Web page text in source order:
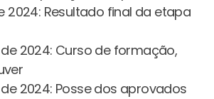
2024: Resultado final da etapa
2024: Curso de formação,
2024: Posse dos aprovados